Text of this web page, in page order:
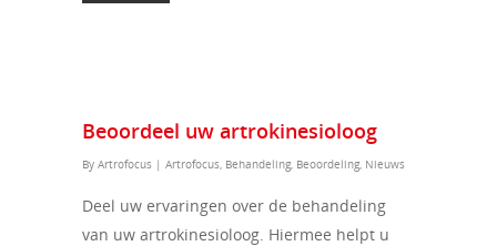
Beoordeel uw artrokinesioloog
By Artrofocus | Artrofocus, Behandeling, Beoordeling, Nieuws
Deel uw ervaringen over de behandeling
van uw artrokinesioloog. Hiermee helpt u